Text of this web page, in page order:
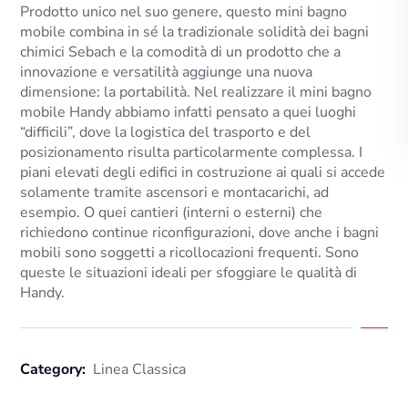
Prodotto unico nel suo genere, questo mini bagno
mobile combina in sé la tradizionale solidità dei bagni
chimici Sebach e la comodità di un prodotto che a
innovazione e versatilità aggiunge una nuova
dimensione: la portabilità. Nel realizzare il mini bagno
mobile Handy abbiamo infatti pensato a quei luoghi
“difficili”, dove la logistica del trasporto e del
posizionamento risulta particolarmente complessa. I
piani elevati degli edifici in costruzione ai quali si accede
solamente tramite ascensori e montacarichi, ad
esempio. O quei cantieri (interni o esterni) che
richiedono continue riconfigurazioni, dove anche i bagni
mobili sono soggetti a ricollocazioni frequenti. Sono
queste le situazioni ideali per sfoggiare le qualità di
Handy.
Category: Linea Classica